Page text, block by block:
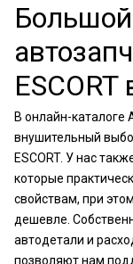
В онлайн-каталоге
внушительный
ESCORT. У нас
которые
свойствам, при
дешевле.
автодетали и
позволяют нам